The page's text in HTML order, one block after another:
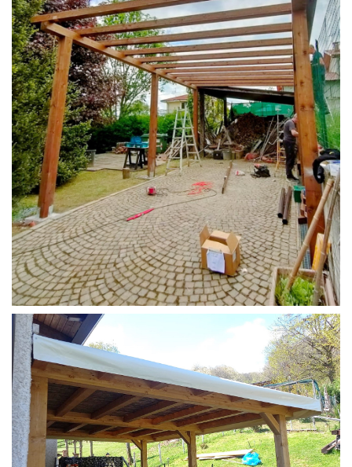
STRUTTURA CAMPER